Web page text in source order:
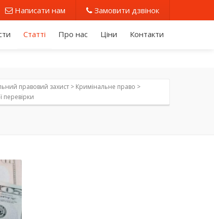
Написати нам Замовити дзвінок
Статті Про нас Ціни Контакти
правовий захист > Кримінальне право >
перевірки